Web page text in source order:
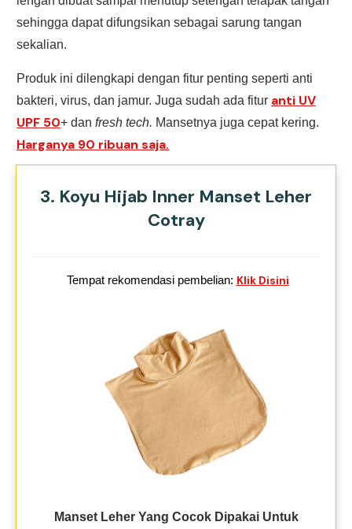
sehingga dapat difungsikan sebagai sarung tangan
sekalian.
Produk ini dilengkapi dengan fitur penting seperti anti
bakteri, virus, dan jamur. Juga sudah ada fitur anti UV
UPF 50+ dan fresh tech. Mansetnya juga cepat kering.
Harganya 90 ribuan saja.
3. Koyu Hijab Inner Manset Leher
Cotray
Tempat rekomendasi pembelian: Klik Disini
Manset Leher Yang Cocok Dipakai Untuk